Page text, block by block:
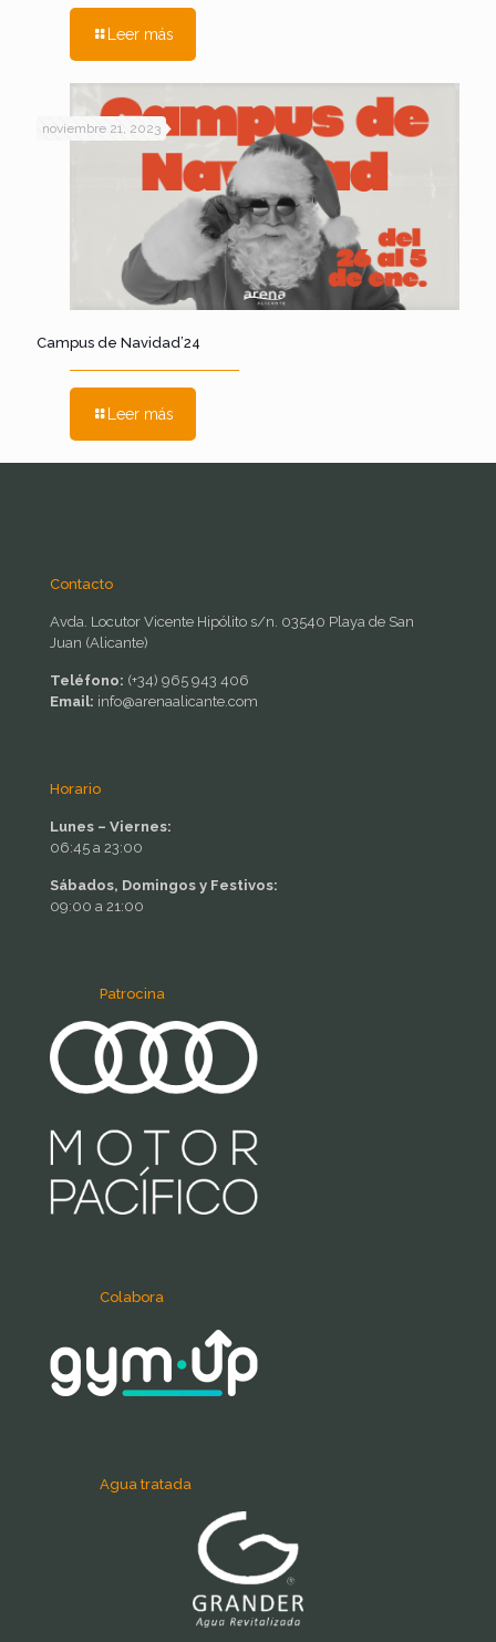
Leer más
noviembre 21, 2023
Campus de Navidad’24
Leer más
Contacto
Avda. Locutor Vicente Hipólito s/n. 03540 Playa de San
Juan (Alicante)
Teléfono: (+34) 965 943 406
Email: info@arenaalicante.com
Horario
Lunes – Viernes:
06:45 a 23:00
Sábados, Domingos y Festivos:
09:00 a 21:00
Patrocina
Colabora
Agua tratada